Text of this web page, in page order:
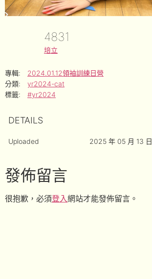
4831
培立
專輯:
2024.01.12領袖訓練日營
分類:
yr2024-cat
標籤:
#yr2024
DETAILS
Uploaded 2025 年 05 月 13 日
發佈留言
很抱歉，必須登入網站才能發佈留言。